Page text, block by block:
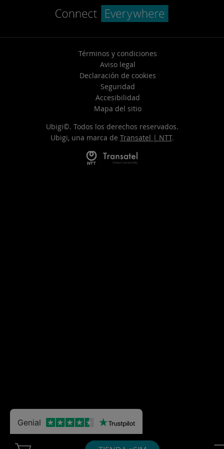
Términos y condiciones
Aviso legal
Declaración de cookies
Seguridad
Accesibilidad
Mapa del sitio
Ubigi©. Todos los derechos reservados.
Ubigi, una marca de Transatel | NTT.
Genial